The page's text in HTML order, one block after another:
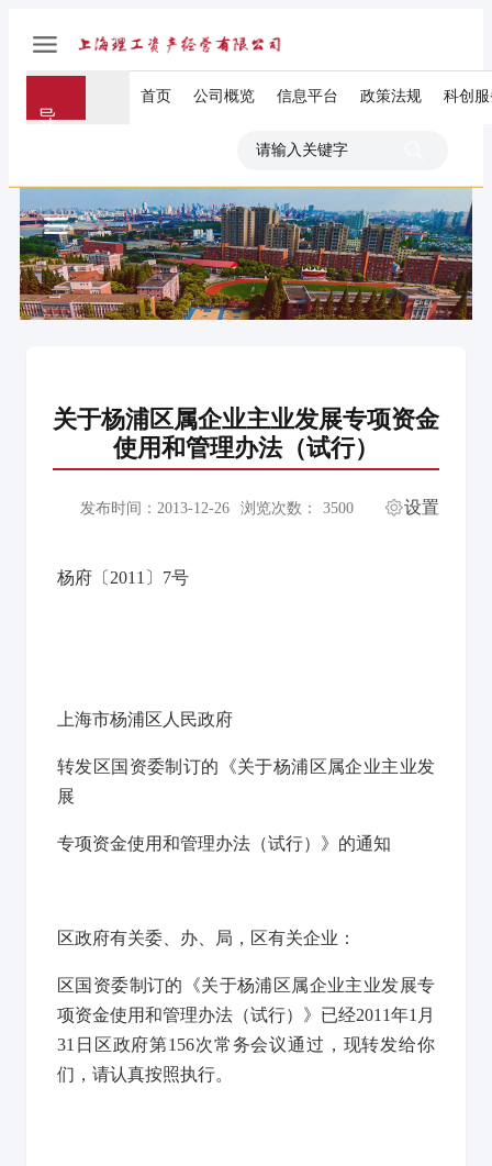
导
首页 公司概览 信息平台 政策法规 科创
关于杨浦区属企业主业发展专项资金
使用和管理办法（试行）
发布时间：2013-12-26 浏览次数： 3500 设置
杨府〔2011〕7号
上海市杨浦区人民政府
转发区国资委制订的《关于杨浦区属企业主业发
展
专项资金使用和管理办法（试行）》的通知
区政府有关委、办、局，区有关企业：
区国资委制订的《关于杨浦区属企业主业发展专
项资金使用和管理办法（试行）》已经2011年1月
31日区政府第156次常务会议通过，现转发给你
们，请认真按照执行。